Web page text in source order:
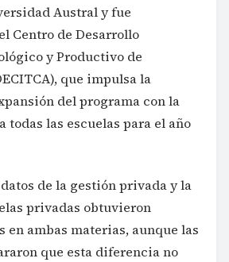
Austral y fue
Centro de Desarrollo
y Productivo de
que impulsa la
del programa con la
todas las escuelas para el año
de la gestión privada y la
privadas obtuvieron
en ambas materias, aunque las
que esta diferencia no